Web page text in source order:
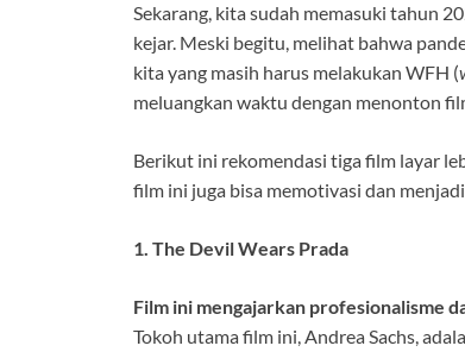
Sekarang, kita sudah memasuki tahun
kejar. Meski begitu, melihat bahwa
kita yang masih harus melakukan WFH (
meluangkan waktu dengan menonton
Berikut ini rekomendasi tiga film layar
film ini juga bisa memotivasi dan
1. The Devil Wears Prada
Film ini mengajarkan profesionalisme
Tokoh utama film ini, Andrea Sachs,